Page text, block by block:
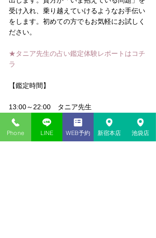
受け入れ、乗り越えていけるようなお手伝い
をします。初めての方でもお気軽にお試しく
ださい。
★タニア先生の占い鑑定体験レポートはコチ
ラ
【鑑定時間】
13:00～22:00　タニア先生
当日のご予約も承っております。お気軽にお
Phone LINE WEB予約 新宿本店 池袋店